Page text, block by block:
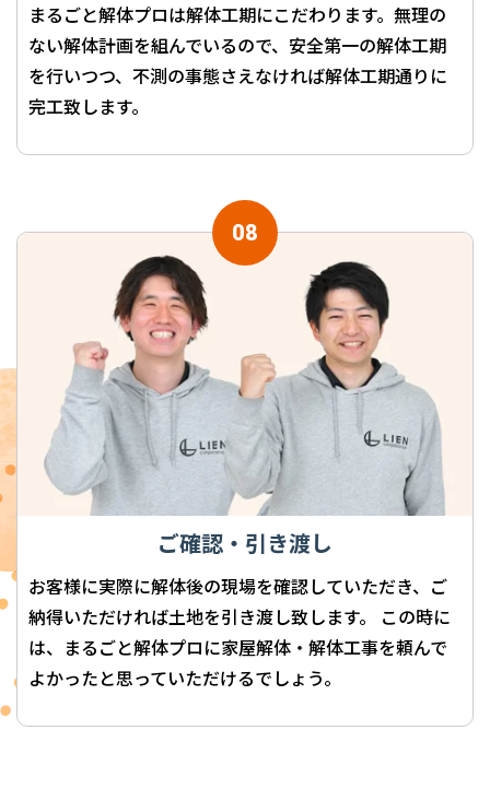
まるごと解体プロは解体工期にこだわります。無理の
ない解体計画を組んでいるので、安全第一の解体工期
を行いつつ、不測の事態さえなければ解体工期通りに
完工致します。
ご確認・引き渡し
お客様に実際に解体後の現場を確認していただき、ご
納得いただければ土地を引き渡し致します。 この時に
は、まるごと解体プロに家屋解体・解体工事を頼んで
よかったと思っていただけるでしょう。